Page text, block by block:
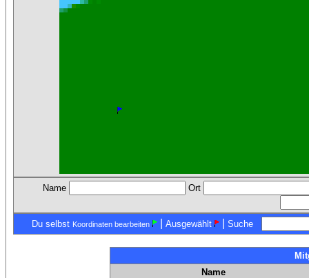
Name Ort
Du selbst Koordinaten bearbeiten | Ausgewählt | Suche
Name